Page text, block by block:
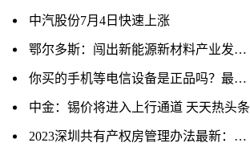
中汽股份7月4日快速上涨
鄂尔多斯：闯出新能源新材料产业发展新路 天天热门
你买的手机等电信设备是正品吗？最新查询攻略来了
中金：锡价将进入上行通道 天天热头条
2023深圳共有产权房管理办法最新：什么时候开始实施？-看热讯